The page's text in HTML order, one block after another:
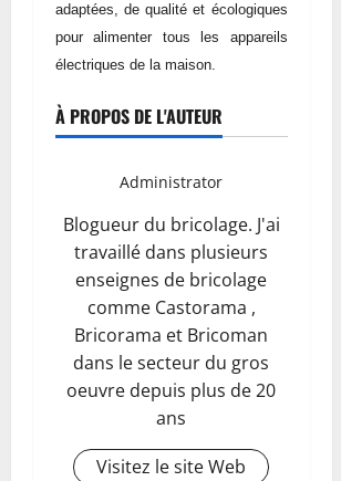
adaptées, de qualité et écologiques
pour alimenter tous les appareils
électriques de la maison.
À PROPOS DE L'AUTEUR
Administrator
Blogueur du bricolage. J'ai
travaillé dans plusieurs
enseignes de bricolage
comme Castorama ,
Bricorama et Bricoman
dans le secteur du gros
oeuvre depuis plus de 20
ans
Visitez le site Web